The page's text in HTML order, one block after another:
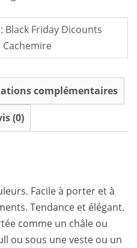
Black Friday Dicounts
Cachemire
complémentaires
(0)
Facile à porter et à
Tendance et élégant.
comme un châle ou
ou sous une veste ou un